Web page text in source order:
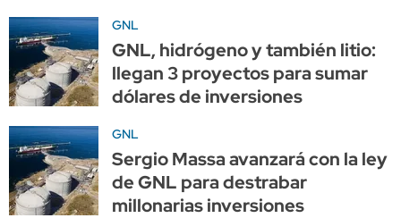
GNL
GNL, hidrógeno y también litio:
llegan 3 proyectos para sumar
dólares de inversiones
GNL
Sergio Massa avanzará con la ley
de GNL para destrabar
millonarias inversiones